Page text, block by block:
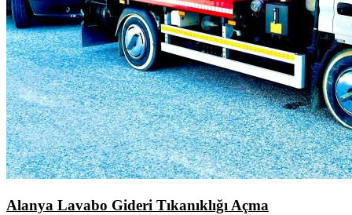
Alanya Lavabo Gideri Tıkanıklığı Açma